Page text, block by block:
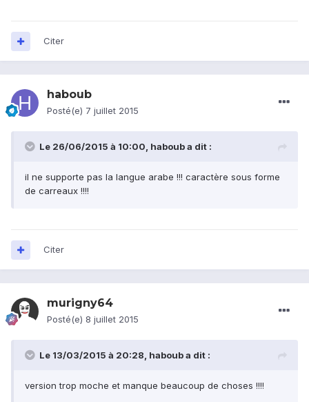
Citer
haboub
Posté(e) 7 juillet 2015
Le 26/06/2015 à 10:00, haboub a dit :
il ne supporte pas la langue arabe !!! caractère sous forme
de carreaux !!!!
Citer
murigny64
Posté(e) 8 juillet 2015
Le 13/03/2015 à 20:28, haboub a dit :
version trop moche et manque beaucoup de choses !!!!